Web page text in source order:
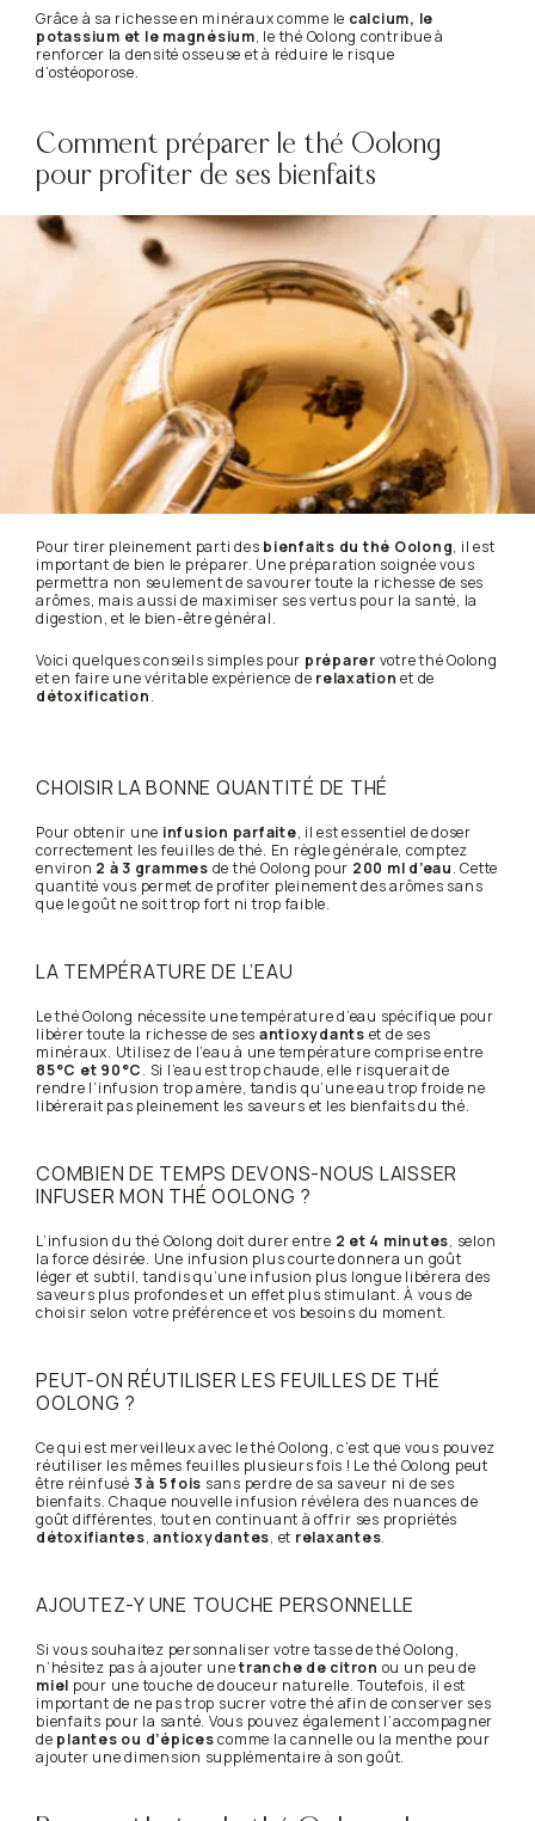
Grâce à sa richesse en minéraux comme le calcium, le
potassium et le magnésium, le thé Oolong contribue à
renforcer la densité osseuse et à réduire le risque
d’ostéoporose.
Comment préparer le thé Oolong
pour profiter de ses bienfaits
Pour tirer pleinement parti des bienfaits du thé Oolong, il est
important de bien le préparer. Une préparation soignée vous
permettra non seulement de savourer toute la richesse de ses
arômes, mais aussi de maximiser ses vertus pour la santé, la
digestion, et le bien-être général.
Voici quelques conseils simples pour préparer votre thé Oolong
et en faire une véritable expérience de relaxation et de
détoxification.
CHOISIR LA BONNE QUANTITÉ DE THÉ
Pour obtenir une infusion parfaite, il est essentiel de doser
correctement les feuilles de thé. En règle générale, comptez
environ 2 à 3 grammes de thé Oolong pour 200 ml d’eau. Cette
quantité vous permet de profiter pleinement des arômes sans
que le goût ne soit trop fort ni trop faible.
LA TEMPÉRATURE DE L’EAU
Le thé Oolong nécessite une température d’eau spécifique pour
libérer toute la richesse de ses antioxydants et de ses
minéraux. Utilisez de l’eau à une température comprise entre
85°C et 90°C. Si l’eau est trop chaude, elle risquerait de
rendre l’infusion trop amère, tandis qu’une eau trop froide ne
libérerait pas pleinement les saveurs et les bienfaits du thé.
COMBIEN DE TEMPS DEVONS-NOUS LAISSER
INFUSER MON THÉ OOLONG ?
L’infusion du thé Oolong doit durer entre 2 et 4 minutes, selon
la force désirée. Une infusion plus courte donnera un goût
léger et subtil, tandis qu’une infusion plus longue libérera des
saveurs plus profondes et un effet plus stimulant. À vous de
choisir selon votre préférence et vos besoins du moment.
PEUT-ON RÉUTILISER LES FEUILLES DE THÉ
OOLONG ?
Ce qui est merveilleux avec le thé Oolong, c’est que vous pouvez
réutiliser les mêmes feuilles plusieurs fois ! Le thé Oolong peut
être réinfusé 3 à 5 fois sans perdre de sa saveur ni de ses
bienfaits. Chaque nouvelle infusion révélera des nuances de
goût différentes, tout en continuant à offrir ses propriétés
détoxifiantes,antioxydantes, et relaxantes.
AJOUTEZ-Y UNE TOUCHE PERSONNELLE
Si vous souhaitez personnaliser votre tasse de thé Oolong,
n’hésitez pas à ajouter unetranche de citron ou un peu de
miel pour une touche de douceur naturelle. Toutefois, il est
important de ne pas trop sucrer votre thé afin de conserver ses
bienfaits pour la santé. Vous pouvez également l’accompagner
de plantes ou d’épicescomme la cannelle ou la menthe pour
ajouter une dimension supplémentaire à son goût.